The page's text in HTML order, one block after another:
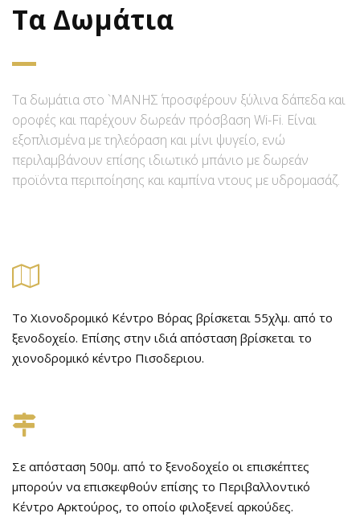
Τα Δωμάτια
Τα δωμάτια στο `ΜΑΝΗΣ΄ προσφέρουν ξύλινα δάπεδα και
οροφές και παρέχουν δωρεάν πρόσβαση Wi-Fi. Είναι
εξοπλισμένα με τηλεόραση και μίνι ψυγείο, ενώ
περιλαμβάνουν επίσης ιδιωτικό μπάνιο με δωρεάν
προϊόντα περιποίησης και καμπίνα ντους με υδρομασάζ.
Το Χιονοδρομικό Κέντρο Βόρας βρίσκεται 55χλμ. από το
ξενοδοχείο. Επίσης στην ιδιά απόσταση βρίσκεται το
χιονοδρομικό κέντρο Πισοδεριου.
Σε απόσταση 500μ. από το ξενοδοχείο οι επισκέπτες
μπορούν να επισκεφθούν επίσης το Περιβαλλοντικό
Κέντρο Αρκτούρος, το οποίο φιλοξενεί αρκούδες.